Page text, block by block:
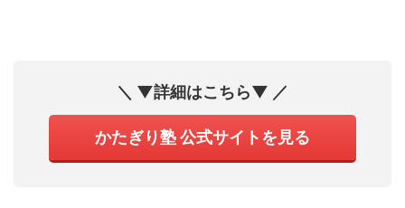
＼ ▼詳細はこちら▼ ／
かたぎり塾 公式サイトを見る